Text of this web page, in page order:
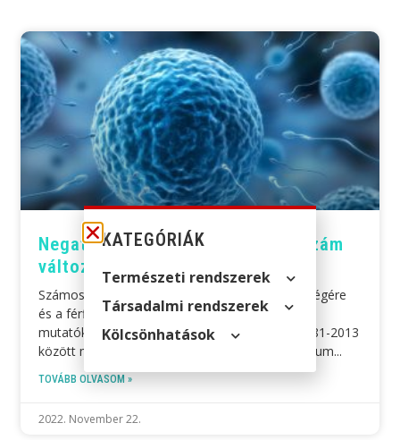
Negatív tendenciák a spermiumszám
változásában
Számos tanulmány számolt be a sperma minőségére
és a férfiak reproduktív egészségére vonatkozó
mutatók romlásáról. Korábbi elemzésünk az 1981-2013
között megjelent tanulmányok alapján a spermium
TOVÁBB OLVASOM »
2022. November 22.
KATEGÓRIÁK
Természeti rendszerek
Társadalmi rendszerek
Kölcsön­hatások